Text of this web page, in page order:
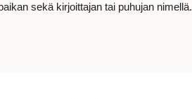
sekä kirjoittajan tai puhujan nimellä.